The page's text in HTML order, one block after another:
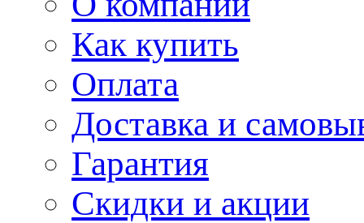
Как купить
Оплата
Доставка и
Гарантия
Скидки и акции